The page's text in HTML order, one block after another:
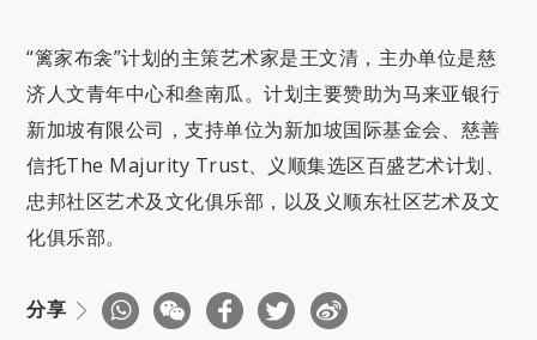
“篱家布衾”计划的主策艺术家是王文清，主办单位是慈
济人文青年中心和叁南瓜。计划主要赞助为马来亚银行
新加坡有限公司，支持单位为新加坡国际基金会、慈善
信托The Majurity Trust、义顺集选区百盛艺术计划、
忠邦社区艺术及文化俱乐部，以及义顺东社区艺术及文
化俱乐部。
分享